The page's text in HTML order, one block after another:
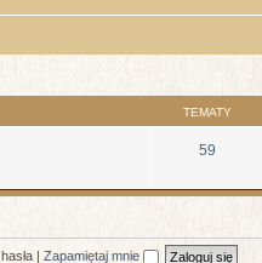
TEMATY
59
| Zapamiętaj mnie